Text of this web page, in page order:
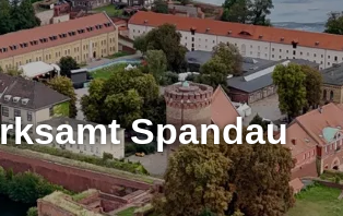
Spandau